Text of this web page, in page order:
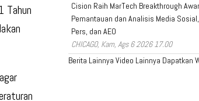
Tahun
Cision Raih MarTech Breakthrough
Pemantauan dan Analisis Media
Pers, dan AEO
CHICAGO, Kam, Ags 6 2026 17.00
Berita Lainnya Video Lainnya Dapatkan